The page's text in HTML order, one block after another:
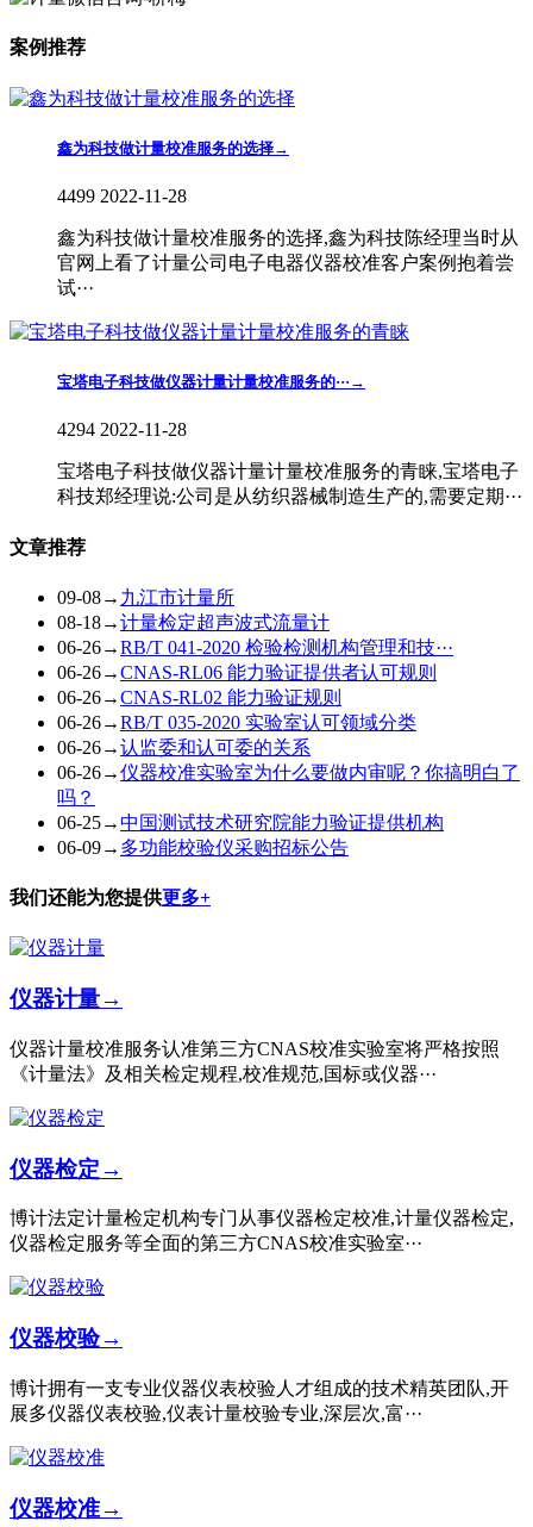
案例推荐
鑫为科技做计量校准服务的选择→
4499 2022-11-28
鑫为科技做计量校准服务的选择,鑫为科技陈经理当时从
官网上看了计量公司电子电器仪器校准客户案例抱着尝
试···
宝塔电子科技做仪器计量计量校准服务的··· →
4294 2022-11-28
宝塔电子科技做仪器计量计量校准服务的青睐,宝塔电子
科技郑经理说:公司是从纺织器械制造生产的,需要定期···
文章推荐
09-08→ 九江市计量所
08-18→计量检定超声波式流量计
06-26→RB/T 041-2020 检验检测机构管理和技···
06-26→CNAS-RL06 能力验证提供者认可规则
06-26→CNAS-RL02 能力验证规则
06-26→RB/T 035-2020 实验室认可领域分类
06-26→认监委和认可委的关系
06-26→仪器校准实验室为什么要做内审呢？你搞明白了
吗？
06-25→中国测试技术研究院能力验证提供机构
06-09→ 多功能校验仪采购招标公告
我们还能为您提供更多+
仪器计量→
仪器计量校准服务认准第三方CNAS校准实验室将严格按照
《计量法》及相关检定规程,校准规范,国标或仪器···
仪器检定→
博计法定计量检定机构专门从事仪器检定校准,计量仪器检定,
仪器检定服务等全面的第三方CNAS校准实验室···
仪器校验→
博计拥有一支专业仪器仪表校验人才组成的技术精英团队,开
展多仪器仪表校验,仪表计量校验专业,深层次,富···
仪器校准→